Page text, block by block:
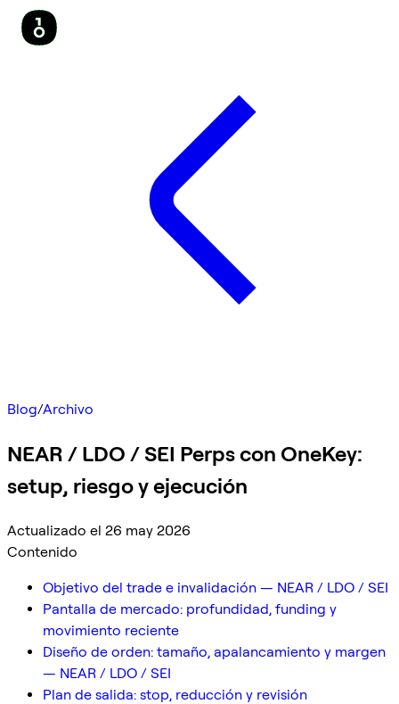
Blog/Archivo
NEAR / LDO / SEI Perps con OneKey:
setup, riesgo y ejecución
Actualizado el 26 may 2026
Contenido
Objetivo del trade e invalidación — NEAR / LDO / SEI
Pantalla de mercado: profundidad, funding y
movimiento reciente
Diseño de orden: tamaño, apalancamiento y margen
— NEAR / LDO / SEI
Plan de salida: stop, reducción y revisión